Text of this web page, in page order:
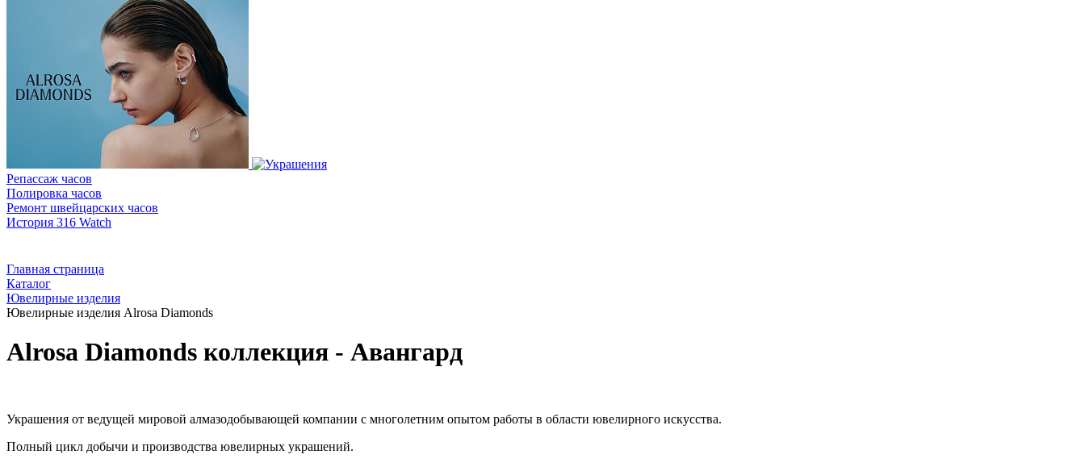
Репассаж часов
Полировка часов
Ремонт швейцарских часов
История 316 Watch
Главная страница
Каталог
Ювелирные изделия
Ювелирные изделия Alrosa Diamonds
Alrosa Diamonds коллекция - Авангард
Украшения от ведущей мировой алмазодобывающей компании с многолетним опытом работы в области ювелирного искусства.
Полный цикл добычи и производства ювелирных украшений.